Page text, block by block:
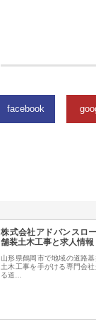
facebook
株式会社アドバンスロ
舗装土木工事と求人情報
山形県鶴岡市で地域の道路
土木工事を手がける専門会
る道…